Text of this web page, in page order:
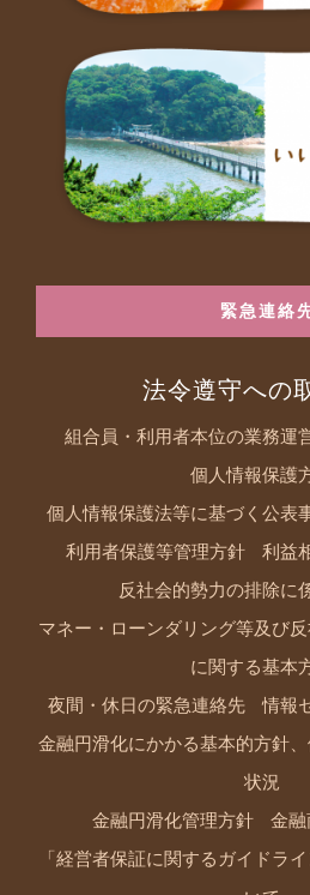
緊急連絡
法令遵守への
組合員・利用者本位の業務運
個人情報保護
個人情報保護法等に基づく公表
利用者保護等管理方針 利益
反社会的勢力の排除に
マネー・ローンダリング等及び
に関する基本
夜間・休日の緊急連絡先 情報
金融円滑化にかかる基本的方針
状況
金融円滑化管理方針 金融
「経営者保証に関するガイドラ